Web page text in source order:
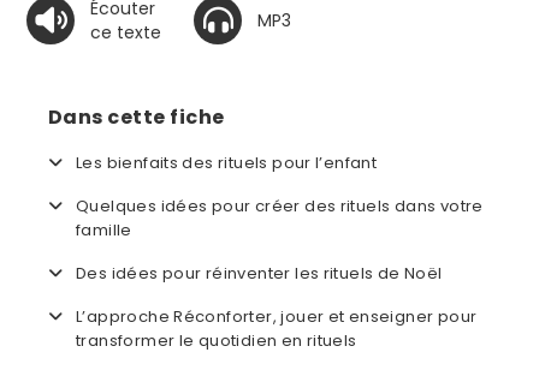
Écouter
ce texte
MP3
Dans cette fiche
Les bienfaits des rituels pour l’enfant
Quelques idées pour créer des rituels dans votre
famille
Des idées pour réinventer les rituels de Noël
L’approche Réconforter, jouer et enseigner pour
transformer le quotidien en rituels